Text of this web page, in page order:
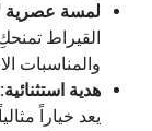
لمسة عصرية
القيراط
والمناسبات
هدية استثنائية:
يعد خياراً